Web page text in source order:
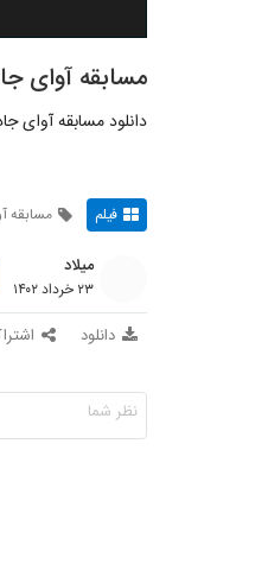
مسابقه آوای
دانلود مسابقه آوای
فیلم مسابقه
میلاد
۲۳ خرداد ۱۴۰۲
دانلود